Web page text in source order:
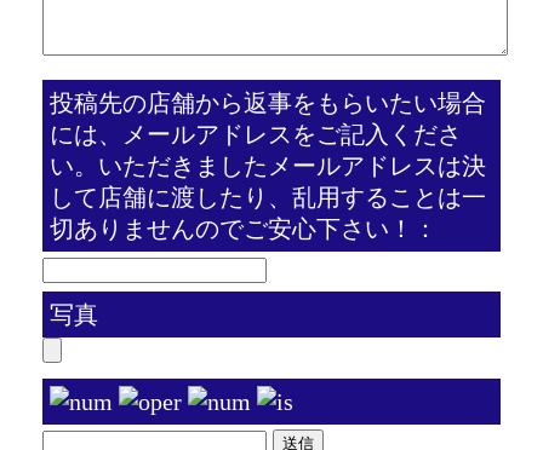
投稿先の店舗から返事をもらいたい場合
には、メールアドレスをご記入くださ
い。いただきましたメールアドレスは決
して店舗に渡したり、乱用することは一
切ありませんのでご安心下さい！：
写真